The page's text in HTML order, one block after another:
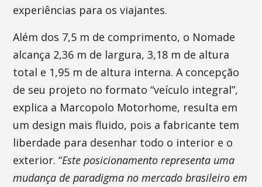
experiências para os viajantes.
Além dos 7,5 m de comprimento, o Nomade
alcança 2,36 m de largura, 3,18 m de altura
total e 1,95 m de altura interna. A concepção
de seu projeto no formato “veículo integral”,
explica a Marcopolo Motorhome, resulta em
um design mais fluido, pois a fabricante tem
liberdade para desenhar todo o interior e o
exterior. “Este posicionamento representa uma
mudança de paradigma no mercado brasileiro em